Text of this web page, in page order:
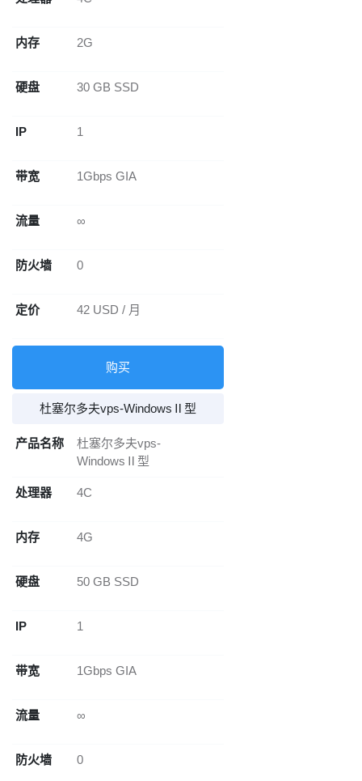
内存 2G
硬盘 30 GB SSD
IP 1
带宽 1Gbps GIA
流量 ∞
防火墙 0
定价 42 USD / 月
购买
杜塞尔多夫vps-WindowsⅡ型
产品名称
杜塞尔多夫vps-
WindowsⅡ型
处理器 4C
内存 4G
硬盘 50 GB SSD
IP 1
带宽 1Gbps GIA
流量 ∞
防火墙 0